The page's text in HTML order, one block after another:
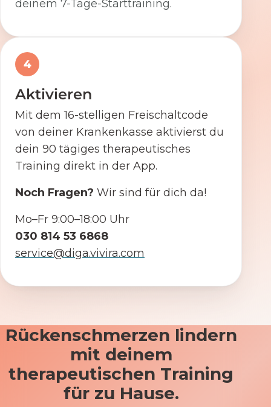
deinem 7-Tage-Starttraining.
4
Aktivieren
Mit dem 16-stelligen Freischaltcode
von deiner Krankenkasse aktivierst du
dein 90 tägiges therapeutisches
Training direkt in der App.
Noch Fragen? Wir sind für dich da!
Mo–Fr 9:00–18:00 Uhr
030 814 53 6868
service@diga.vivira.com
Rückenschmerzen lindern
mit deinem
therapeutischen Training
für zu Hause.